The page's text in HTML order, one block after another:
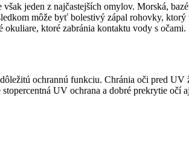
jeden z najčastejších omylov. Morská,
môže byť bolestivý zápal rohovky,
ktoré zabránia kontaktu vody s očami.
ochrannú funkciu. Chránia oči pred UV
UV ochrana a dobré prekrytie očí